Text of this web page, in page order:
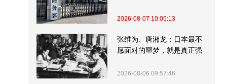
2026-08-07 10:05:13
张维为、唐湘龙：日本最不
愿面对的噩梦，就是真正强
2026-08-06 09:57:46